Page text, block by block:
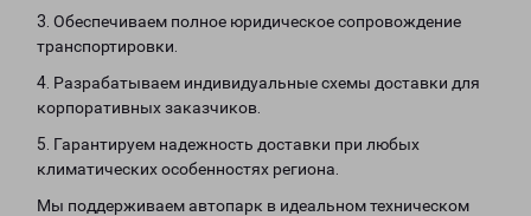
3. Обеспечиваем полное юридическое сопровождение
транспортировки.
4. Разрабатываем индивидуальные схемы доставки для
корпоративных заказчиков.
5. Гарантируем надежность доставки при любых
климатических особенностях региона.
Мы поддерживаем автопарк в идеальном техническом